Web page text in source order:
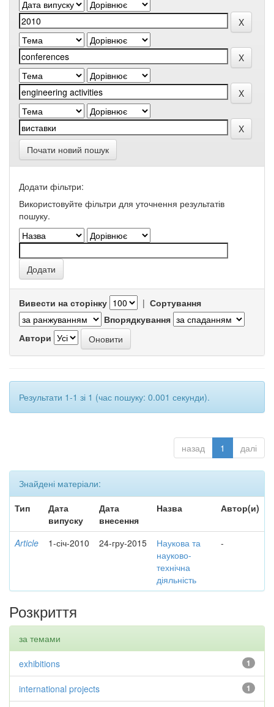
Почати новий пошук
Додати фільтри:
Використовуйте фільтри для уточнення результатів
пошуку.
Вивести на сторінку | Сортування
Впорядкування
Автори
Результати 1-1 зі 1 (час пошуку: 0.001 секунди).
назад 1 далі
Знайдені матеріали:
Тип
Дата
випуску
Дата
внесення
Назва Автор(и)
Article 1-січ-2010 24-гру-2015
Наукова та
науково-
технічна
діяльність
-
Розкриття
за темами
1
exhibitions
1
international projects